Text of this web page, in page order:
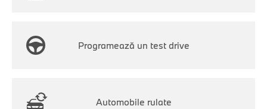
Programează un test drive
Automobile rulate